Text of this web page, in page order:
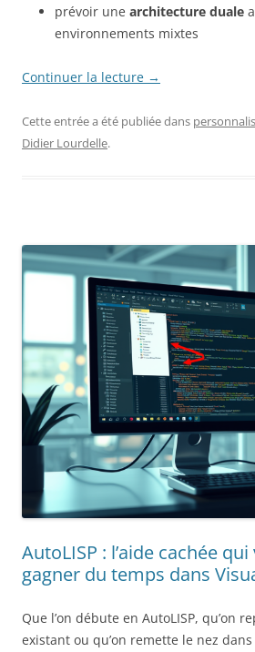
prévoir une architecture duale
environnements mixtes
Continuer la lecture →
Cette entrée a été publiée dans
Didier Lourdelle.
AutoLISP : l’aide cachée
gagner du temps dans
Que l’on débute en AutoLISP, qu’on
existant ou qu’on remette le nez